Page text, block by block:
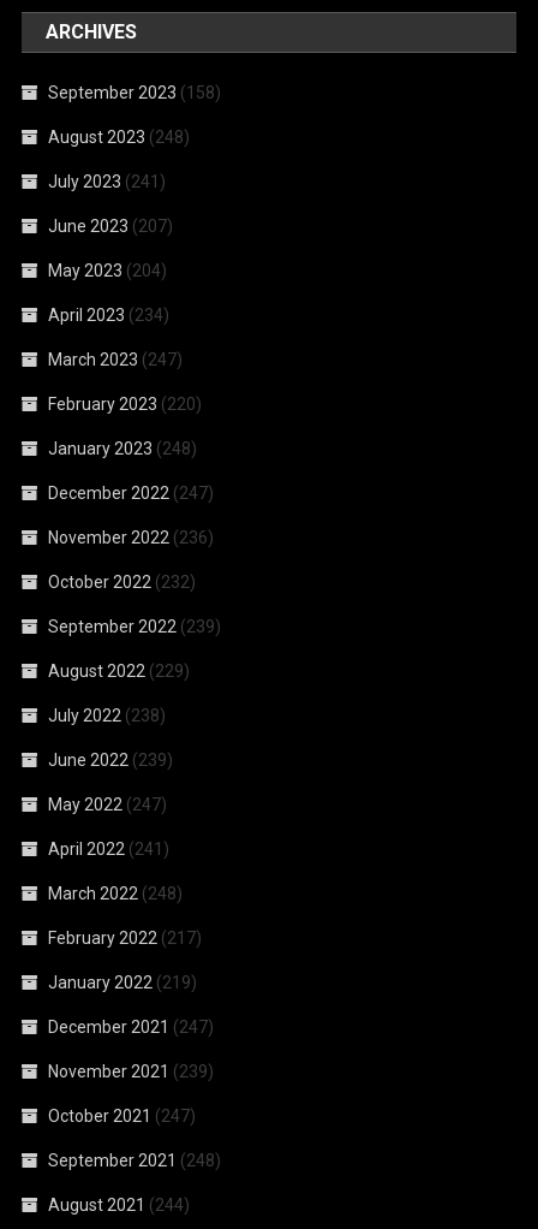
ARCHIVES
September 2023 (158)
August 2023 (248)
July 2023 (241)
June 2023 (207)
May 2023 (204)
April 2023 (234)
March 2023 (247)
February 2023 (220)
January 2023 (248)
December 2022 (247)
November 2022 (236)
October 2022 (232)
September 2022 (239)
August 2022 (229)
July 2022 (238)
June 2022 (239)
May 2022 (247)
April 2022 (241)
March 2022 (248)
February 2022 (217)
January 2022 (219)
December 2021 (247)
November 2021 (239)
October 2021 (247)
September 2021 (248)
August 2021 (244)